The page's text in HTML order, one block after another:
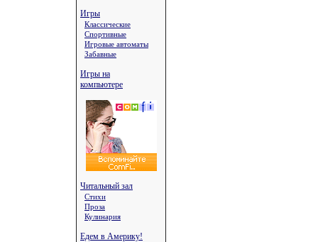
Игры
Классические
Спортивные
Игровые автоматы
Забавные
Игры на
компьютере
Читальный зал
Стихи
Проза
Кулинария
Едем в Америку!